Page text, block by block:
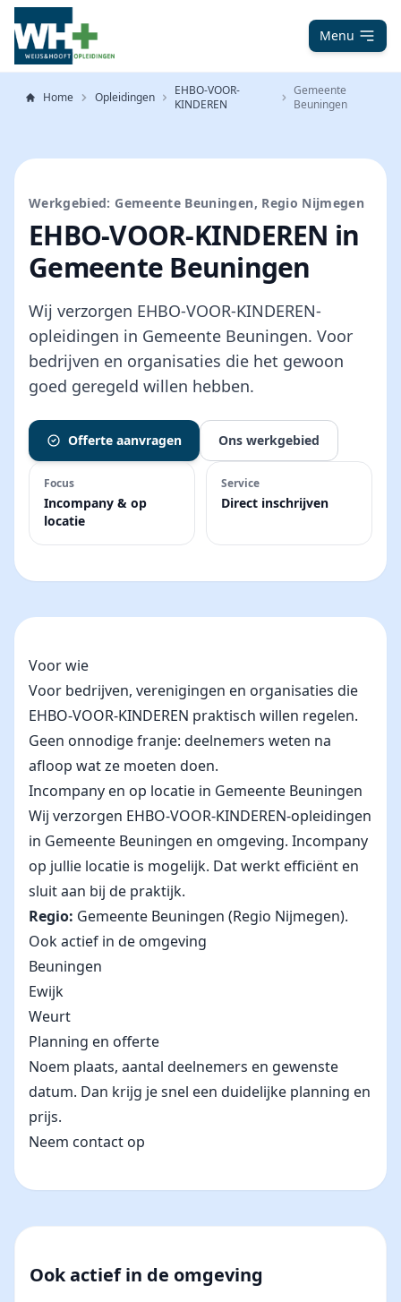
Menu
Home Opleidingen
EHBO-VOOR-
KINDEREN
Gemeente
Beuningen
Werkgebied: Gemeente Beuningen, Regio Nijmegen
EHBO-VOOR-KINDEREN in
Gemeente Beuningen
Wij verzorgen EHBO-VOOR-KINDEREN-
opleidingen in Gemeente Beuningen. Voor
bedrijven en organisaties die het gewoon
goed geregeld willen hebben.
Offerte aanvragen Ons werkgebied
Focus
Incompany & op
locatie
Service
Direct inschrijven
Voor wie
Voor bedrijven, verenigingen en organisaties die
EHBO-VOOR-KINDEREN praktisch willen regelen.
Geen onnodige franje: deelnemers weten na
afloop wat ze moeten doen.
Incompany en op locatie in Gemeente Beuningen
Wij verzorgen EHBO-VOOR-KINDEREN-opleidingen
in Gemeente Beuningen en omgeving. Incompany
op jullie locatie is mogelijk. Dat werkt efficiënt en
sluit aan bij de praktijk.
Regio: Gemeente Beuningen (Regio Nijmegen).
Ook actief in de omgeving
Beuningen
Ewijk
Weurt
Planning en offerte
Noem plaats, aantal deelnemers en gewenste
datum. Dan krijg je snel een duidelijke planning en
prijs.
Neem contact op
Ook actief in de omgeving